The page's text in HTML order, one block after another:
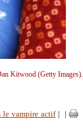
Kitwood (Getty Images).
le vampire actif|